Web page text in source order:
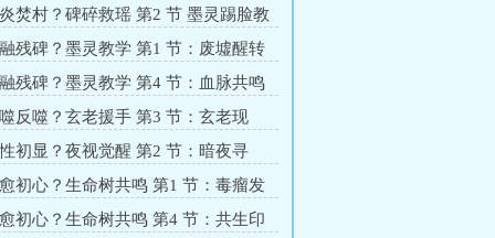
炎焚村？碑碎救瑶 第2 节 墨灵踢脸教
局残碑？墨灵教学 第1 节：废墟醒转
脸教学）
残碑？墨灵教学 第4 节：血脉共鸣
反噬？玄老援手 第3 节：玄老现
危初显？夜视觉醒 第2 节：暗夜寻
蛇初心？生命树共鸣 第1 节：毒瘤发
觉初心？生命树共鸣 第4 节：共生印